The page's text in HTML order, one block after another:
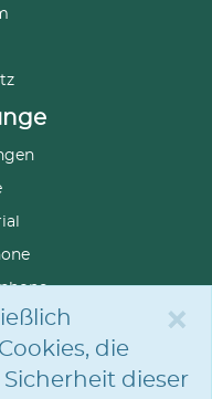
×
die
dieser